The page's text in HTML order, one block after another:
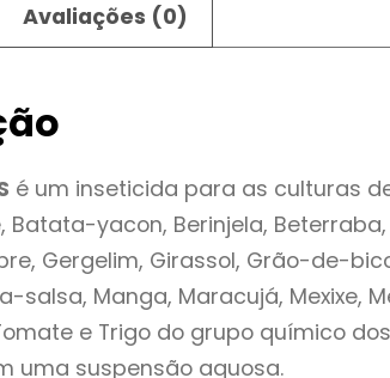
Avaliações (0)
é um inseticida para as culturas
yacon, Berinjela,
Gergelim, Girassol, Grão-de-
salsa, Manga, Maracujá, Mexixe,
e Trigo do grupo químico
uma suspensão aquosa.